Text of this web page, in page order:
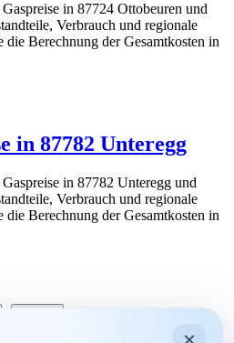
in 87724 Ottobeuren und
Verbrauch und regionale
Berechnung der Gesamtkosten in
in 87782 Unteregg
in 87782 Unteregg und
Verbrauch und regionale
Berechnung der Gesamtkosten in